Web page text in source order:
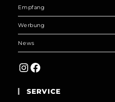
Empfang
Werbung
News
Instagram
Facebook
SERVICE